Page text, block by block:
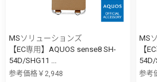
MSソリューションズ
【EC専用】AQUOS sense8 SH-
54D/SHG11 ...
参考価格￥2,948
MS
【
54D/
参考